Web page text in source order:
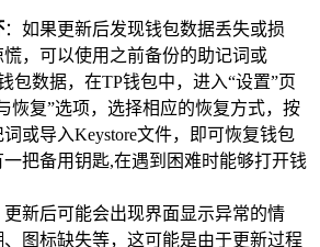
：如果更新后发现钱包数据丢失或损
，可以使用之前备份的助记词或
包数据，在TP钱包中，进入“设置”页
恢复”选项，选择相应的恢复方式，按
或导入Keystore文件，即可恢复钱包
把备用钥匙,在遇到困难时能够打开钱
更新后可能会出现界面显示异常的情
图标缺失等，这可能是由于更新过程